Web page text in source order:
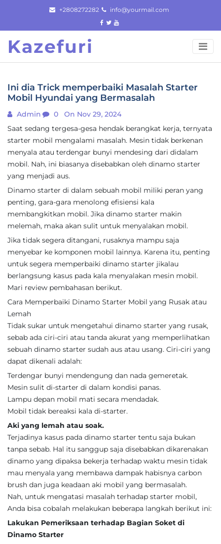
content
+2808272282 info@yourmail.com
Kazefuri
Ini dia Trick memperbaiki Masalah Starter
Mobil Hyundai yang Bermasalah
Admin 0
On Nov 29, 2024
Saat sedang tergesa-gesa hendak berangkat kerja, ternyata
starter mobil mengalami masalah. Mesin tidak berkenan
menyala atau terdengar bunyi mendesing dari didalam
mobil. Nah, ini biasanya disebabkan oleh dinamo starter
yang menjadi aus.
Dinamo starter di dalam sebuah mobil miliki peran yang
penting, gara-gara menolong efisiensi kala
membangkitkan mobil. Jika dinamo starter makin
melemah, maka akan sulit untuk menyalakan mobil.
Jika tidak segera ditangani, rusaknya mampu saja
menyebar ke komponen mobil lainnya. Karena itu, penting
untuk segera memperbaiki dinamo starter jikalau
berlangsung kasus pada kala menyalakan mesin mobil.
Mari review pembahasan berikut.
Cara Memperbaiki Dinamo Starter Mobil yang Rusak atau
Lemah
Tidak sukar untuk mengetahui dinamo starter yang rusak,
sebab ada ciri-ciri atau tanda akurat yang memperlihatkan
sebuah dinamo starter sudah aus atau usang. Ciri-ciri yang
dapat dikenali adalah:
Terdengar bunyi mendengung dan nada gemeretak.
Mesin sulit di-starter di dalam kondisi panas.
Lampu depan mobil mati secara mendadak.
Mobil tidak bereaksi kala di-starter.
Aki yang lemah atau soak.
Terjadinya kasus pada dinamo starter tentu saja bukan
tanpa sebab. Hal itu sanggup saja disebabkan dikarenakan
dinamo yang dipaksa bekerja terhadap waktu mesin tidak
mau menyala yang membawa dampak habisnya carbon
brush dan juga keadaan aki mobil yang bermasalah.
Nah, untuk mengatasi masalah terhadap starter mobil,
Anda bisa cobalah melakukan beberapa langkah berikut ini:
Lakukan Pemeriksaan terhadap Bagian Soket di
Dinamo Starter